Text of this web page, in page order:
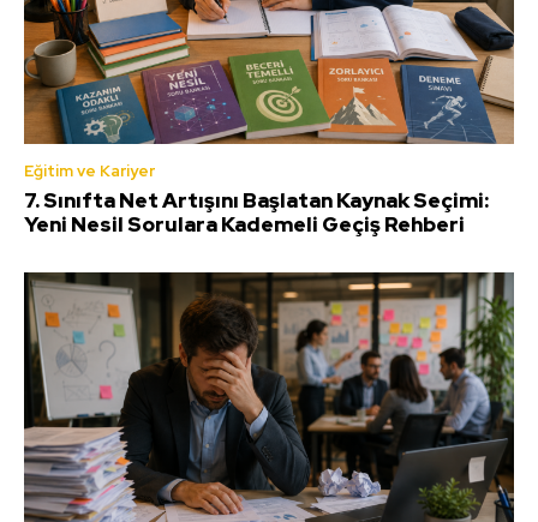
Eğitim ve Kariyer
7. Sınıfta Net Artışını Başlatan Kaynak Seçimi:
Yeni Nesil Sorulara Kademeli Geçiş Rehberi